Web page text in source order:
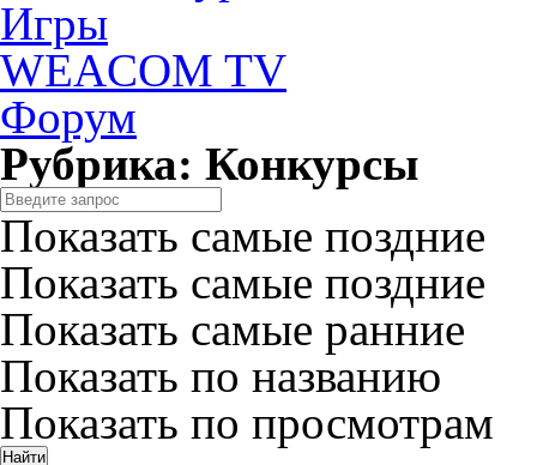
Игры
WEACOM TV
Форум
Рубрика: Конкурсы
Показать самые поздние
Показать самые поздние
Показать самые ранние
Показать по названию
Показать по просмотрам